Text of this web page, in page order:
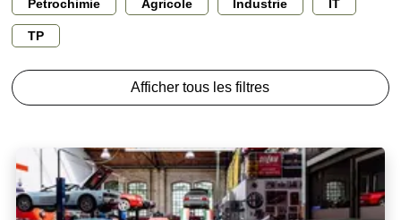
Petrochimie Agricole Industrie IT
TP
Afficher tous les filtres